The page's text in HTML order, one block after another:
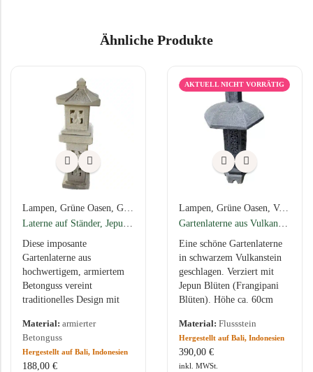
Ähnliche Produkte
Lampen Grüne Oasen Gartenlaternen aus balinesischer Handarbeit – natürliche Eleganz für deinen Außenbereich
Diese imposante
Gartenlaterne aus
hochwertigem, armiertem
Betonguss vereint
traditionelles Design mit
Mit einer Gesamthöhe von
107 cm ist sie ein stilvoller
Blickfang für…
Material: armierter
Betonguss
Hergestellt auf Bali, Indonesien
188,00 €
AKTUELL NICHT VORRÄTIG
Lampen Grüne Oasen Versand per Spedition
Eine schöne Gartenlaterne
in schwarzem Vulkanstein
geschlagen. Verziert mit
Jepun Blüten (Frangipani
Blüten). Höhe ca. 60cm
hartes und robustes Gestein.
Diese…
Material: Flussstein
Hergestellt auf Bali, Indonesien
390,00 €
inkl. MWSt.